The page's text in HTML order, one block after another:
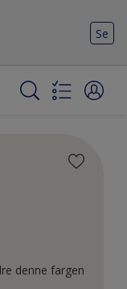
Se
denne fargen